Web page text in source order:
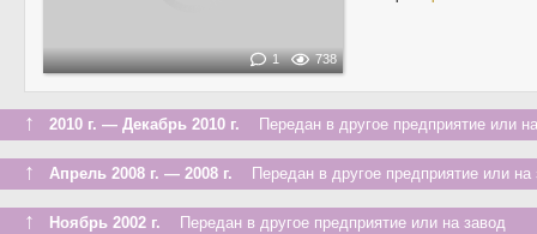
1 738
↑ 2010 г. — Декабрь 2010 г. Передан в другое предприятие или
↑ Апрель 2008 г. — 2008 г. Передан в другое предприятие или на
↑ Ноябрь 2002 г. Передан в другое предприятие или на завод